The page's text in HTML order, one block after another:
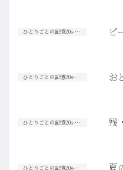
ひとりごとの記憶20s-30s ピ
ひとりごとの記憶20s-30s お
ひとりごとの記憶20s-30s 残
ひとりごとの記憶20s-30s